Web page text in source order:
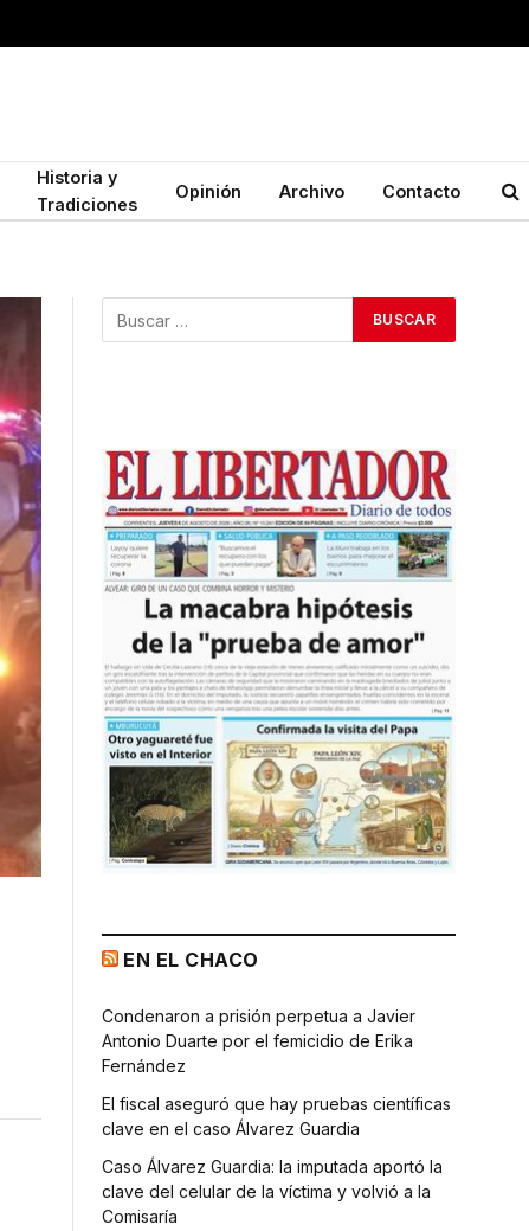
Historia y
Tradiciones
Opinión Archivo Contacto
EN EL CHACO
Condenaron a prisión perpetua a Javier
Antonio Duarte por el femicidio de Erika
Fernández
El fiscal aseguró que hay pruebas científicas
clave en el caso Álvarez Guardia
Caso Álvarez Guardia: la imputada aportó la
clave del celular de la víctima y volvió a la
Comisaría